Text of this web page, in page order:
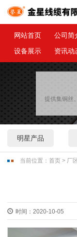
网站首页 公司简
设备展示
资讯动
提供集铜丝
明星产品
当前位置： 首页 > 厂
时间：2020-10-05